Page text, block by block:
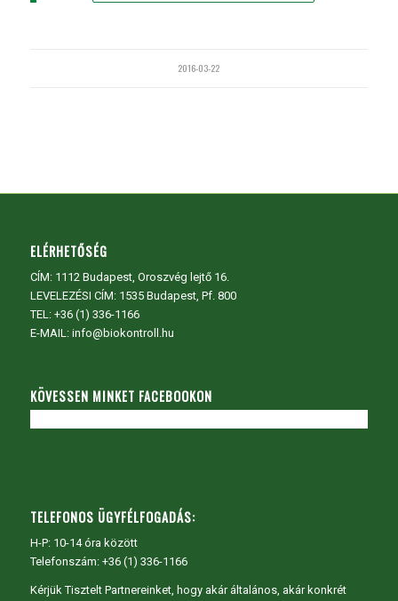
2016-03-22
ELÉRHETŐSÉG
CÍM: 1112 Budapest, Oroszvég lejtő 16.
LEVELEZÉSI CÍM: 1535 Budapest, Pf. 800
TEL: +36 (1) 336-1166
E-MAIL: info@biokontroll.hu
KÖVESSEN MINKET FACEBOOKON
TELEFONOS ÜGYFÉLFOGADÁS:
H-P: 10-14 óra között
Telefonszám: +36 (1) 336-1166
Kérjük Tisztelt Partnereinket, hogy akár általános, akár konkrét